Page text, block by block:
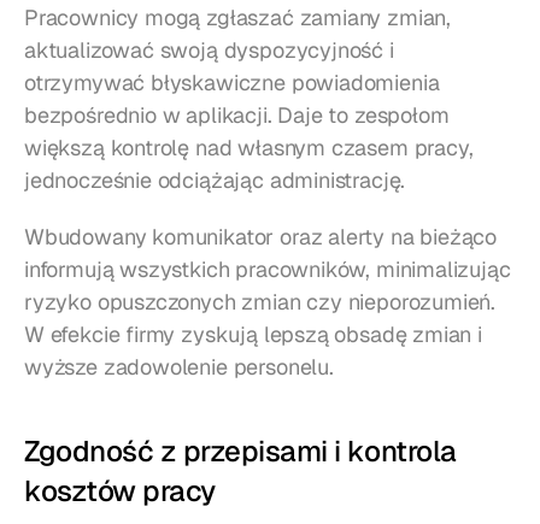
Pracownicy mogą zgłaszać zamiany zmian,
aktualizować swoją dyspozycyjność i
otrzymywać błyskawiczne powiadomienia
bezpośrednio w aplikacji. Daje to zespołom
większą kontrolę nad własnym czasem pracy,
jednocześnie odciążając administrację.
Wbudowany komunikator oraz alerty na bieżąco
informują wszystkich pracowników, minimalizując
ryzyko opuszczonych zmian czy nieporozumień.
W efekcie firmy zyskują lepszą obsadę zmian i
wyższe zadowolenie personelu.
Zgodność z przepisami i kontrola
kosztów pracy